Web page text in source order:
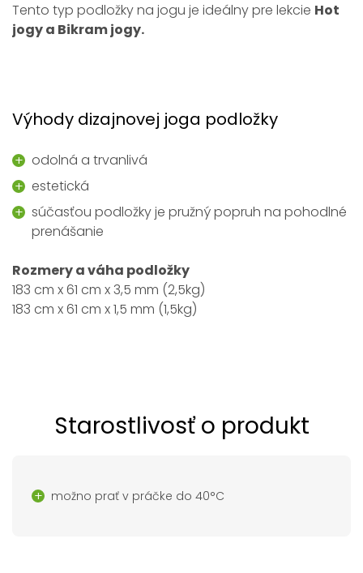
Tento typ podložky na jogu je ideálny pre lekcie Hot
jogy a Bikram jogy.
Výhody dizajnovej joga podložky
odolná a trvanlivá
estetická
súčasťou podložky je pružný popruh na pohodlné
prenášanie
Rozmery a váha podložky
183 cm x 61 cm x 3,5 mm (2,5kg)
183 cm x 61 cm x 1,5 mm (1,5kg)
Starostlivosť o produkt
možno prať v práčke do 40°C